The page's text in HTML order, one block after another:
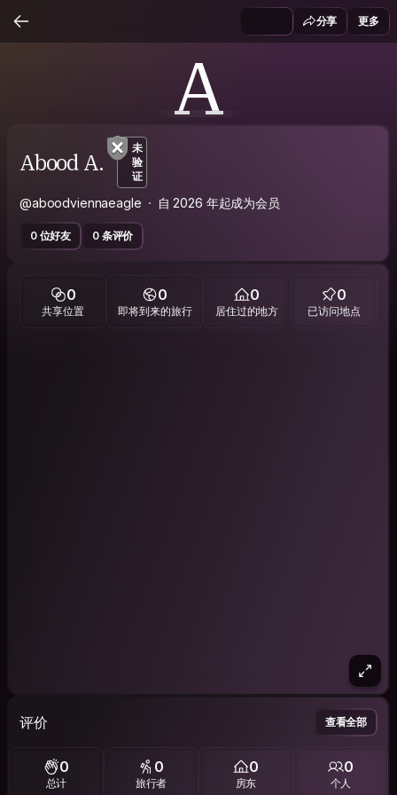
分享 更多
A
Abood A.
未
验
证
@aboodviennaeagle 自 2026 年起成为会员
0 位好友 0 条评价
0
共享位置
0
即将到来的旅行
0
居住过的地方
0
已访问地点
评价 查看全部
0
总计
0
旅行者
0
房东
0
个人